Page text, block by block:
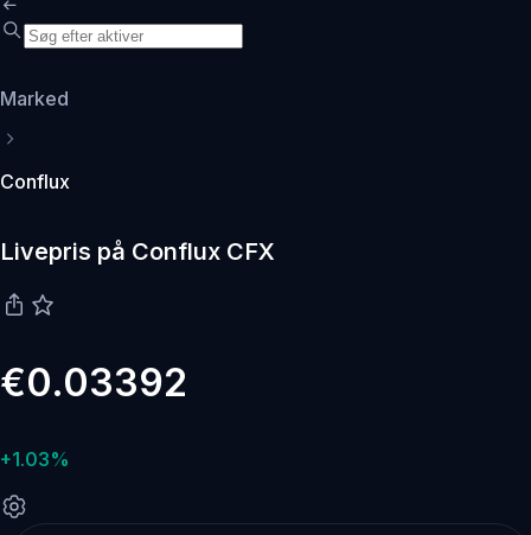
Marked
Conflux
Livepris på Conflux CFX
€0.03392
+1.03%